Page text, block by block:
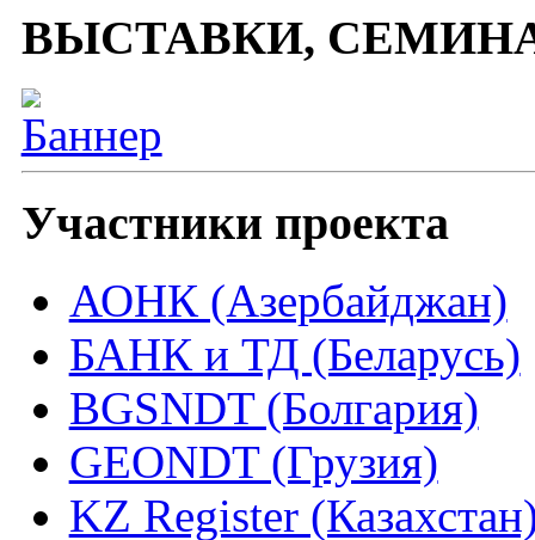
ВЫСТАВКИ,
Участники проекта
АОНК (Азербайджан)
БАНК и ТД (Беларусь)
BGSNDT (Болгария)
GEONDT (Грузия)
KZ Register